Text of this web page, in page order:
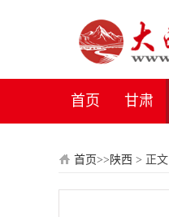
首页 甘肃
首页>> 陕西 > 正文